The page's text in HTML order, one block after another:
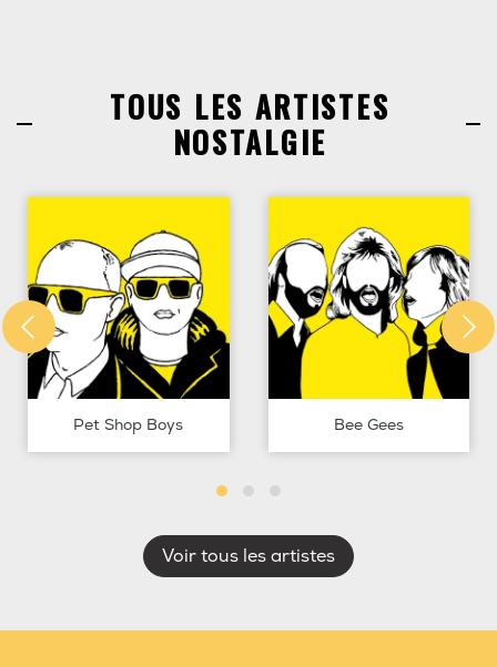
TOUS LES ARTISTES
NOSTALGIE
Pet Shop Boys Bee Gees
Voir tous les artistes